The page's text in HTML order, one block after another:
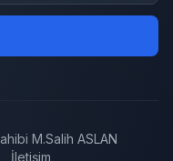
M.Salih ASLAN
İletişim